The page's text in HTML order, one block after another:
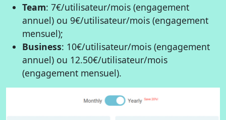
Team: 7€/utilisateur/mois (engagement
annuel) ou 9€/utilisateur/mois (engagement
mensuel);
Business: 10€/utilisateur/mois (engagement
annuel) ou 12.50€/utilisateur/mois
(engagement mensuel).